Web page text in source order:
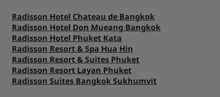
Radisson Hotel Chateau de Bangkok
Radisson Hotel Don Mueang Bangkok
Radisson Hotel Phuket Kata
Radisson Resort & Spa Hua Hin
Radisson Resort & Suites Phuket
Radisson Resort Layan Phuket
Radisson Suites Bangkok Sukhumvit